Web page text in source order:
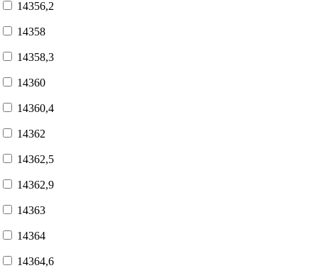
14356,2
14358
14358,3
14360
14360,4
14362
14362,5
14362,9
14363
14364
14364,6